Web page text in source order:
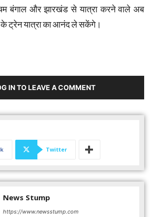
बंगाल और झारखंड से यात्रा करने वाले अब
के ट्रेन यात्रा का आनंद ले सकेंगे।
IN TO LEAVE A COMMENT
Twitter
News Stump
https://www.newsstump.com